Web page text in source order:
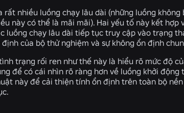
rất nhiều luồng chạy lâu dài (những luồng
này có thể là mãi mãi). Hai yếu tố này kết
luồng chạy lâu dài tiếp tục truy cập vào trạng
của bộ thử nghiệm và sự không ổn định
trạng rối ren như thế này là hiểu rõ mức độ
để có cái nhìn rõ ràng hơn về luồng khởi động
này để cải thiện tính ổn định trên toàn bộ